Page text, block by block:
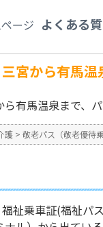
よくある
三宮から有馬
ら有馬温泉まで、
護 > 敬老パス（敬老優待
祉乗車証(福祉パ